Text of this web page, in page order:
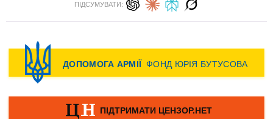
ПІДСУМУВАТИ: